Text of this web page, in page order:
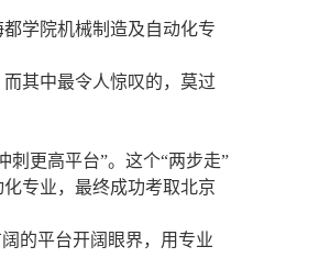
学院机械制造及自动化专
其中最令人惊叹的，莫过
更高平台”。这个“两步走”
专业，最终成功考取北京
的平台开阔眼界，用专业